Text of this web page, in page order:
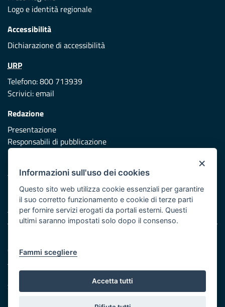
Logo e identità regionale
Accessibilità
Dichiarazione di accessibilità
URP
Telefono: 800 713939
Scrivici:email
Redazione
Presentazione
Responsabili di pubblicazione
Vai al sito di Protezione Civile Puglia
Iniziativa finanziata con risorse del POR Puglia 2014/2020 -
Asse XI
Cookie e privacy
Atti di notifica
Feed RSS
Servizi Intranet
×
Informazioni sull'uso dei cookies
Questo sito web utilizza cookie essenziali per garantire
il suo corretto funzionamento e cookie di terze parti
per fornire servizi erogati da portali esterni. Questi
ultimi saranno impostati solo dopo il consenso.
Fammi scegliere
Accetta tutti